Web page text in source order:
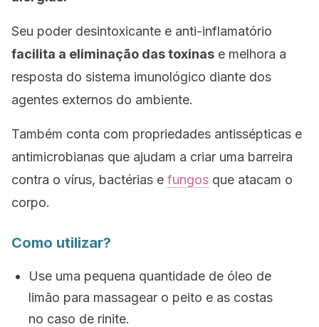
Seu poder desintoxicante e anti-inflamatório
facilita a eliminação das toxinas e melhora a
resposta do sistema imunológico diante dos
agentes externos do ambiente.
Também conta com propriedades antissépticas e
antimicrobianas que ajudam a criar uma barreira
contra o vírus, bactérias e fungos que atacam o
corpo.
Como utilizar?
Use uma pequena quantidade de óleo de
limão para massagear o peito e as costas
no caso de rinite.